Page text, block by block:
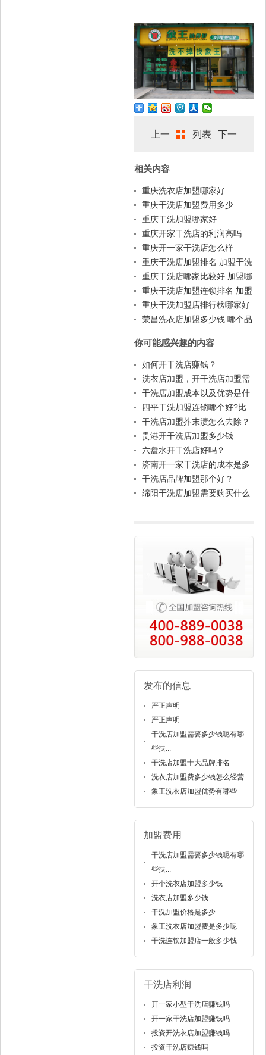
上一
篇
列表 下一
相关内容
重庆洗衣店加盟哪家好
重庆干洗店加盟费用多少
重庆干洗加盟哪家好
重庆开家干洗店的利润高吗
重庆开一家干洗店怎么样
重庆干洗店加盟排名 加盟干洗
店一般费用
重庆干洗店哪家比较好 加盟哪
家好
重庆干洗店加盟连锁排名 加盟
赚钱吗
重庆干洗加盟店排行榜哪家好
荣昌洗衣店加盟多少钱 哪个品
你可能感兴趣的内容
如何开干洗店赚钱？
洗衣店加盟，开干洗店加盟需
要知道的常用知识?
干洗店加盟成本以及优势是什
么
四平干洗加盟连锁哪个好?比
较正规的品牌有哪些?
干洗店加盟芥末渍怎么去除？
贵港开干洗店加盟多少钱
六盘水开干洗店好吗？
济南开一家干洗店的成本是多
少？
干洗店品牌加盟那个好？
绵阳干洗店加盟需要购买什么
发布的信息
严正声明
严正声明
干洗店加盟需要多少钱呢有哪
些扶...
干洗店加盟十大品牌排名
洗衣店加盟费多少钱怎么经营
象王洗衣店加盟优势有哪些
加盟费用
干洗店加盟需要多少钱呢有哪
些扶...
开个洗衣店加盟多少钱
洗衣店加盟多少钱
干洗加盟价格是多少
象王洗衣店加盟费是多少呢
干洗连锁加盟店一般多少钱
干洗店利润
开一家小型干洗店赚钱吗
开一家干洗店加盟赚钱吗
投资开洗衣店加盟赚钱吗
投资干洗店赚钱吗